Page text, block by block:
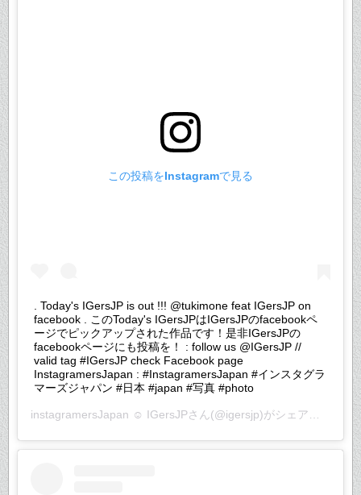
この投稿をInstagramで見る
. Today's IGersJP is out !!! @tukimone feat IGersJP on
facebook . このToday's IGersJPはIGersJPのfacebookペ
ージでピックアップされた作品です！是非IGersJPの
facebookページにも投稿を！ : follow us @IGersJP //
valid tag #IGersJP check Facebook page
InstagramersJapan : #InstagramersJapan #インスタグラ
マーズジャパン #日本 #japan #写真 #photo
instagramersJapan ☺︎ IGersJPさん(@igersjp)がシェアした投稿 –